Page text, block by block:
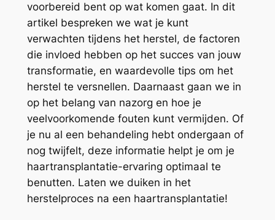
voorbereid bent op wat komen gaat. In dit
artikel bespreken we wat je kunt
verwachten tijdens het herstel, de factoren
die invloed hebben op het succes van jouw
transformatie, en waardevolle tips om het
herstel te versnellen. Daarnaast gaan we in
op het belang van nazorg en hoe je
veelvoorkomende fouten kunt vermijden. Of
je nu al een behandeling hebt ondergaan of
nog twijfelt, deze informatie helpt je om je
haartransplantatie-ervaring optimaal te
benutten. Laten we duiken in het
herstelproces na een haartransplantatie!